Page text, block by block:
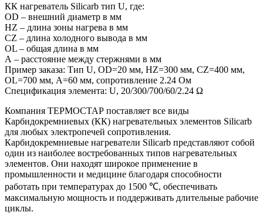
КК нагреватель Silicarb тип U, где:
OD – внешний диаметр в мм
HZ – длина зоны нагрева в мм
CZ – длина холодного вывода в мм
OL – общая длина в мм
А – расстояние между стержнями в мм
Пример заказа: Тип U, OD=20 мм, HZ=300 мм, CZ=400 мм,
OL=700 мм, А=60 мм, сопротивление 2.24 Ом
Спецификация элемента: U, 20/300/700/60/2.24 Ω
Компания ТЕРМОСТАР поставляет все виды
Карбидокремниевых (КК) нагревательных элементов Silicarb
для любых электропечей сопротивления.
Карбидокремниевые нагреватели Silicarb представляют собой
один из наиболее востребованных типов нагревательных
элементов. Они находят широкое применение в
промышленности и медицине благодаря способности
работать при температурах до 1500 ℃, обеспечивать
максимальную мощность и поддерживать длительные рабочие
циклы.